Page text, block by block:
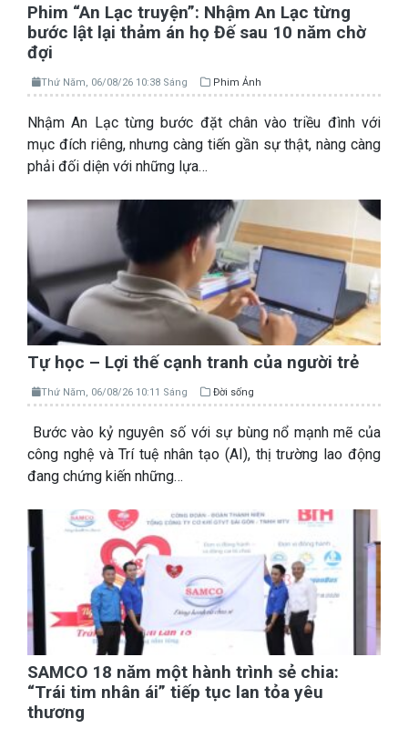
Phim “An Lạc truyện”: Nhậm An Lạc từng
bước lật lại thảm án họ Đế sau 10 năm chờ
đợi
Thứ Năm, 06/08/26 10:38 Sáng Phim Ảnh
Nhậm An Lạc từng bước đặt chân vào triều đình với
mục đích riêng, nhưng càng tiến gần sự thật, nàng càng
phải đối diện với những lựa…
Tự học – Lợi thế cạnh tranh của người trẻ
Thứ Năm, 06/08/26 10:11 Sáng Đời sống
Bước vào kỷ nguyên số với sự bùng nổ mạnh mẽ của
công nghệ và Trí tuệ nhân tạo (AI), thị trường lao động
đang chứng kiến những…
SAMCO 18 năm một hành trình sẻ chia:
“Trái tim nhân ái” tiếp tục lan tỏa yêu
thương